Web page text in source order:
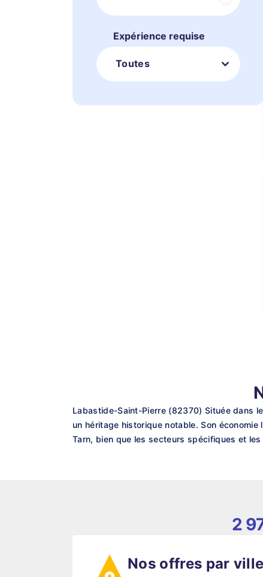
Expérience requise
Toutes
Labastide-Saint-Pierre (82370) Située dans
un héritage historique notable. Son
Tarn, bien que les secteurs spécifiques et
2
Nos offres par